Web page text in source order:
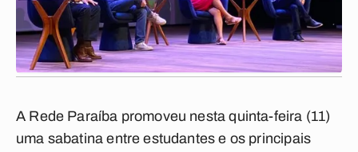
A Rede Paraíba promoveu nesta quinta-feira (11)
uma sabatina entre estudantes e os principais